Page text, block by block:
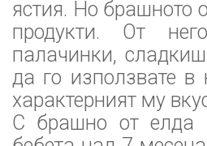
ястия. Но брашното
продукти. От
палачинки,
да го използвате
характерният му
С брашно от елда